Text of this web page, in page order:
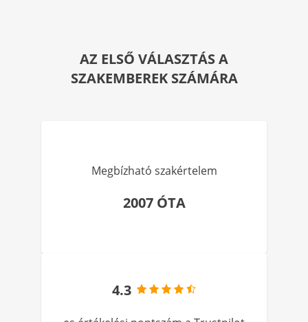
AZ ELSŐ VÁLASZTÁS A
SZAKEMBEREK SZÁMÁRA
Megbízható szakértelem
2007 ÓTA
4.3